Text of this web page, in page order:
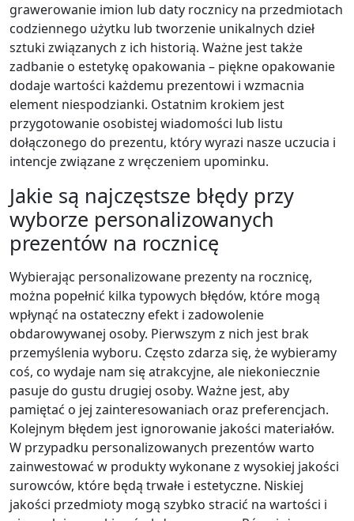
grawerowanie imion lub daty rocznicy na przedmiotach
codziennego użytku lub tworzenie unikalnych dzieł
sztuki związanych z ich historią. Ważne jest także
zadbanie o estetykę opakowania – piękne opakowanie
dodaje wartości każdemu prezentowi i wzmacnia
element niespodzianki. Ostatnim krokiem jest
przygotowanie osobistej wiadomości lub listu
dołączonego do prezentu, który wyrazi nasze uczucia i
intencje związane z wręczeniem upominku.
Jakie są najczęstsze błędy przy
wyborze personalizowanych
prezentów na rocznicę
Wybierając personalizowane prezenty na rocznicę,
można popełnić kilka typowych błędów, które mogą
wpłynąć na ostateczny efekt i zadowolenie
obdarowywanej osoby. Pierwszym z nich jest brak
przemyślenia wyboru. Często zdarza się, że wybieramy
coś, co wydaje nam się atrakcyjne, ale niekoniecznie
pasuje do gustu drugiej osoby. Ważne jest, aby
pamiętać o jej zainteresowaniach oraz preferencjach.
Kolejnym błędem jest ignorowanie jakości materiałów.
W przypadku personalizowanych prezentów warto
zainwestować w produkty wykonane z wysokiej jakości
surowców, które będą trwałe i estetyczne. Niskiej
jakości przedmioty mogą szybko stracić na wartości i